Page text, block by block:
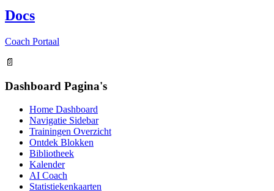
Docs
Coach Portaal
📄
Dashboard Pagina's
Home Dashboard
Navigatie Sidebar
Trainingen Overzicht
Ontdek Blokken
Bibliotheek
Kalender
AI Coach
Statistiekenkaarten